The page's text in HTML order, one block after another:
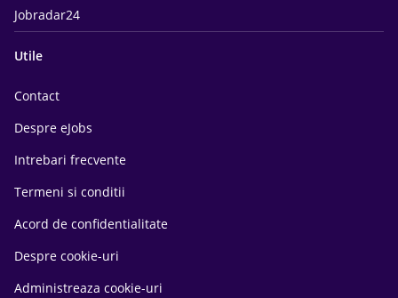
Jobradar24
Utile
Contact
Despre eJobs
Intrebari frecvente
Termeni si conditii
Acord de confidentialitate
Despre cookie-uri
Administreaza cookie-uri